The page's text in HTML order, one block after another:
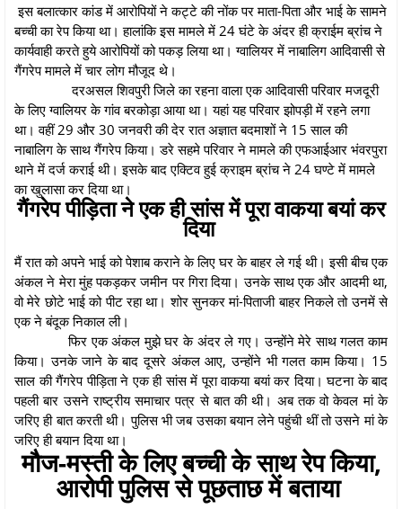
इस बलात्कार कांड में आरोपियों ने कट्टे की नोंक पर माता-पिता और भाई के सामने
बच्ची का रेप किया था। हालांकि इस मामले में 24 घंटे के अंदर ही क्राईम ब्रांच ने
कार्यवाही करते हुये आरोपियों को पकड़ लिया था। ग्वालियर में नाबालिग आदिवासी से
गैंगरेप मामले में चार लोग मौजूद थे।
दरअसल शिवपुरी जिले का रहना वाला एक आदिवासी परिवार मजदूरी
के लिए ग्वालियर के गांव बरकोड़ा आया था। यहां यह परिवार झोपड़ी में रहने लगा
था। वहीं 29 और 30 जनवरी की देर रात अज्ञात बदमाशों ने 15 साल की
नाबालिग के साथ गैंगरेप किया। डरे सहमे परिवार ने मामले की एफआईआर भंवरपुरा
थाने में दर्ज कराई थी। इसके बाद एक्टिव हुई क्राइम ब्रांच ने 24 घण्टे में मामले
का खुलासा कर दिया था।
गैंगरेप पीड़िता ने एक ही सांस में पूरा वाकया बयां कर
दिया
मैं रात को अपने भाई को पेशाब कराने के लिए घर के बाहर ले गई थी। इसी बीच एक
अंकल ने मेरा मुंह पकड़कर जमीन पर गिरा दिया। उनके साथ एक और आदमी था,
वो मेरे छोटे भाई को पीट रहा था। शोर सुनकर मां-पिताजी बाहर निकले तो उनमें से
एक ने बंदूक निकाल ली।
फिर एक अंकल मुझे घर के अंदर ले गए। उन्होंने मेरे साथ गलत काम
किया। उनके जाने के बाद दूसरे अंकल आए, उन्होंने भी गलत काम किया। 15
साल की गैंगरेप पीड़िता ने एक ही सांस में पूरा वाकया बयां कर दिया। घटना के बाद
पहली बार उसने राष्ट्रीय समाचार पत्र से बात की थी। अब तक वो केवल मां के
जरिए ही बात करती थी। पुलिस भी जब उसका बयान लेने पहुंची थीं तो उसने मां के
जरिए ही बयान दिया था।
मौज-मस्ती के लिए बच्ची के साथ रेप किया,
आरोपी पुलिस से पूछताछ में बताया